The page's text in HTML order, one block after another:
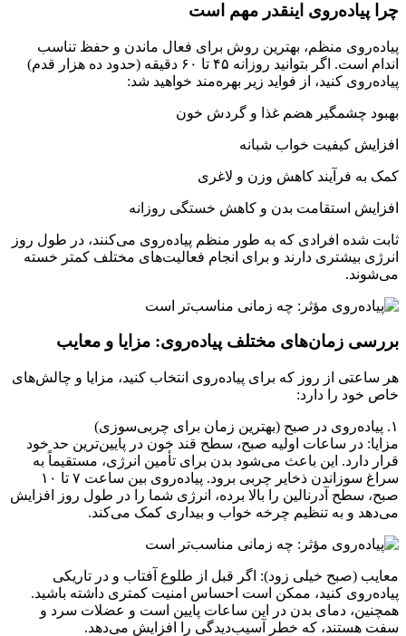
چرا پیاده‌روی اینقدر مهم است
پیاده‌روی منظم، بهترین روش برای فعال ماندن و حفظ تناسب
اندام است. اگر بتوانید روزانه ۴۵ تا ۶۰ دقیقه (حدود ده هزار قدم)
پیاده‌روی کنید، از فواید زیر بهره‌مند خواهید شد:
بهبود چشمگیر هضم غذا و گردش خون
افزایش کیفیت خواب شبانه
کمک به فرآیند کاهش وزن و لاغری
افزایش استقامت بدن و کاهش خستگی روزانه
ثابت شده افرادی که به طور منظم پیاده‌روی می‌کنند، در طول روز
انرژی بیشتری دارند و برای انجام فعالیت‌های مختلف کمتر خسته
می‌شوند.
بررسی زمان‌های مختلف پیاده‌روی: مزایا و معایب
هر ساعتی از روز که برای پیاده‌روی انتخاب کنید، مزایا و چالش‌های
خاص خود را دارد:
۱. پیاده‌روی در صبح (بهترین زمان برای چربی‌سوزی)
مزایا: در ساعات اولیه صبح، سطح قند خون در پایین‌ترین حد خود
قرار دارد. این باعث می‌شود بدن برای تأمین انرژی، مستقیماً به
سراغ سوزاندن ذخایر چربی برود. پیاده‌روی بین ساعت ۷ تا ۱۰
صبح، سطح آدرنالین را بالا برده، انرژی شما را در طول روز افزایش
می‌دهد و به تنظیم چرخه خواب و بیداری کمک می‌کند.
معایب (صبح خیلی زود): اگر قبل از طلوع آفتاب و در تاریکی
پیاده‌روی کنید، ممکن است احساس امنیت کمتری داشته باشید.
همچنین، دمای بدن در این ساعات پایین است و عضلات سرد و
سفت هستند، که خطر آسیب‌دیدگی را افزایش می‌دهد.